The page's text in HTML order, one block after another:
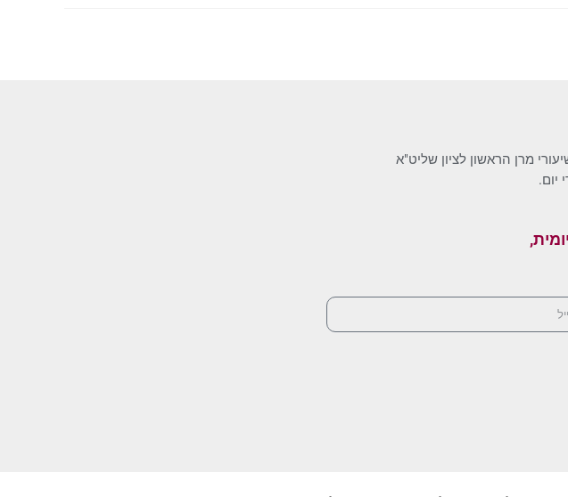
מרן הראשון לציון שליט"א
יום.